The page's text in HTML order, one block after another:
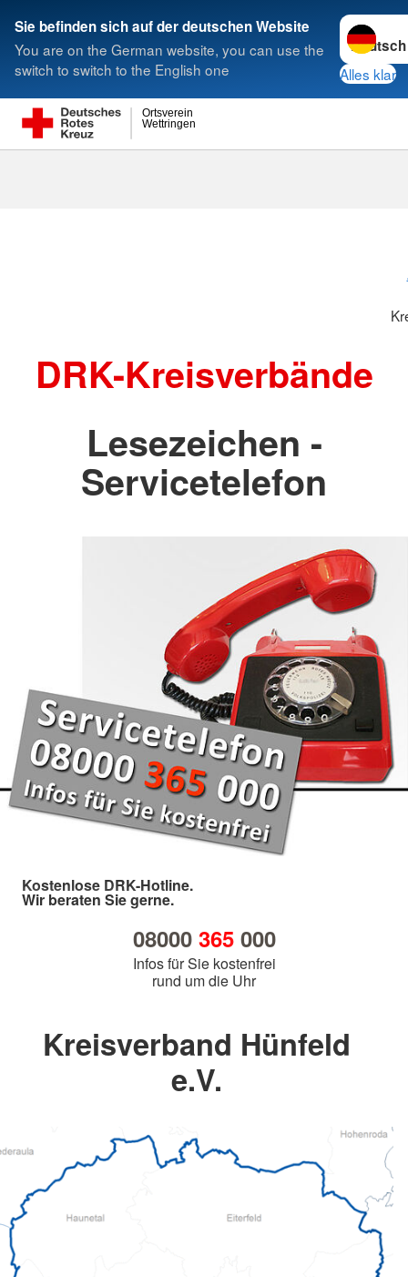
Sie befinden sich auf der deutschen Website
You are on the German website, you can use the
switch to switch to the English one
Sprache
Alles klar
Wettringen
Ortsverein
Suche
DRK-Kreisverbände
Lesezeichen -
Servicetelefon
Kostenlose DRK-Hotline.
Wir beraten Sie gerne.
08000 365000
Infos für Sie kostenfrei
rund um die Uhr
Kreisverband Hünfeld
e.V.